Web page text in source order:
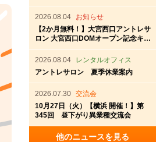
回秋葉原アントレ交流会
2026.08.04
お知らせ
【2か月無料！】大宮西口アントレサ
ロン 大宮西口DOMオープン記念キャ
ンペーン
2026.08.04
レンタルオフィス
アントレサロン 夏季休業案内
2026.07.30 交流会
10月27日（火）【横浜 開催！】第
345回 昼下がり異業種交流会
他のニュースを見る